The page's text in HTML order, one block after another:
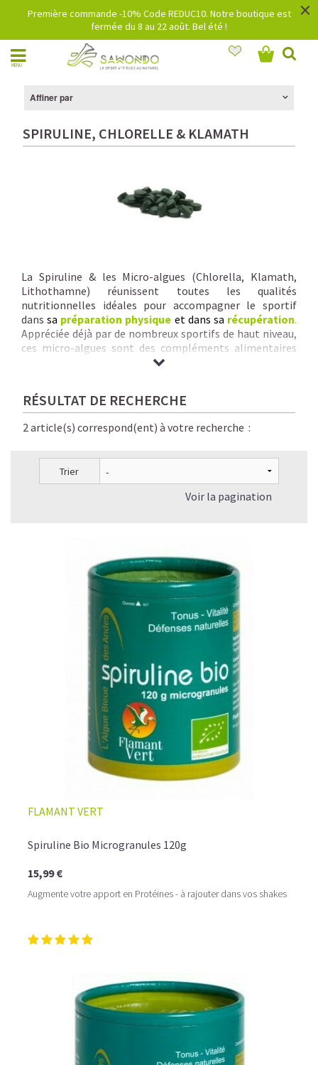
Première commande -10% Code REDUC10. Notre boutique est
fermée du 8 au 22 août. Bel été !
×
MENU
Affiner par
SPIRULINE, CHLORELLE & KLAMATH
La Spiruline & les Micro-algues (Chlorella, Klamath,
Lithothamne) réunissent toutes les qualités
nutritionnelles idéales pour accompagner le sportif
dans sa préparation physique et dans sa récupération.
Appréciée déjà par de nombreux sportifs de haut niveau,
ces micro-algues sont des compléments alimentaires
naturels, sains, parfaitement digestes et éco-
Nous vous garantissons
qualité inégalée :origine + pureté + traçabilité +
savoir-faire rigoureux + séchage à basse
température + absence de contaminants chimiques.
RÉSULTAT DE RECHERCHE
2 article(s) correspond(ent) à votre recherche :
Trier
Voir la pagination
FLAMANT VERT
Spiruline Bio Microgranules 120g
15,99 €
Augmente votre apport en Protéines - à rajouter dans vos shakes